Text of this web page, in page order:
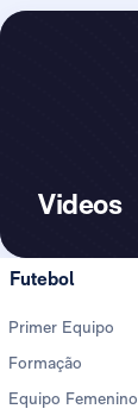
Videos
Futebol
Primer Equipo
Formação
Equipo Femenino